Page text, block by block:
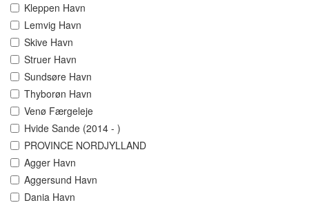
Kleppen Havn
Lemvig Havn
Skive Havn
Struer Havn
Sundsøre Havn
Thyborøn Havn
Venø Færgeleje
Hvide Sande (2014 - )
PROVINCE NORDJYLLAND
Agger Havn
Aggersund Havn
Dania Havn